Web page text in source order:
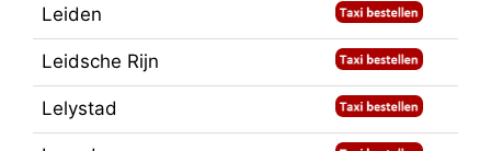
Leiden
Leidsche Rijn
Lelystad